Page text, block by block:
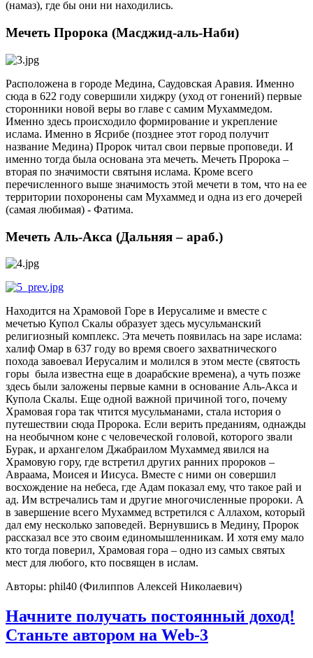
(намаз), где бы они ни находились.
Мечеть Пророка (Масджид-аль-Наби)
Расположена в городе Медина, Саудовская Аравия. Именно
сюда в 622 году совершили хиджру (уход от гонений) первые
сторонники новой веры во главе с самим Мухаммедом.
Именно здесь происходило формирование и укрепление
ислама. Именно в Ясрибе (позднее этот город получит
название Медина) Пророк читал свои первые проповеди. И
именно тогда была основана эта мечеть. Мечеть Пророка –
вторая по значимости святыня ислама. Кроме всего
перечисленного выше значимость этой мечети в том, что на ее
территории похоронены сам Мухаммед и одна из его дочерей
(самая любимая) - Фатима.
Мечеть Аль-Акса (Дальняя – араб.)
Находится на Храмовой Горе в Иерусалиме и вместе с
мечетью Купол Скалы образует здесь мусульманский
религиозный комплекс. Эта мечеть появилась на заре ислама:
халиф Омар в 637 году во время своего захватнического
похода завоевал Иерусалим и молился в этом месте (святость
горы была известна еще в доарабские времена), а чуть позже
здесь были заложены первые камни в основание Аль-Акса и
Купола Скалы. Еще одной важной причиной того, почему
Храмовая гора так чтится мусульманами, стала история о
путешествии сюда Пророка. Если верить преданиям, однажды
на необычном коне с человеческой головой, которого звали
Бурак, и архангелом Джабраилом Мухаммед явился на
Храмовую гору, где встретил других ранних пророков –
Авраама, Моисея и Иисуса. Вместе с ними он совершил
восхождение на небеса, где Адам показал ему, что такое рай и
ад. Им встречались там и другие многочисленные пророки. А
в завершение всего Мухаммед встретился с Аллахом, который
дал ему несколько заповедей. Вернувшись в Медину, Пророк
рассказал все это своим единомышленникам. И хотя ему мало
кто тогда поверил, Храмовая гора – одно из самых святых
мест для любого, кто посвящен в ислам.
Авторы: phil40 (Филиппов Алексей Николаевич)
Начните получать постоянный доход!
Станьте автором на Web-3